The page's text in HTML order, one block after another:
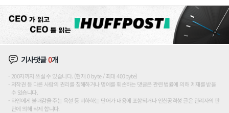
기사댓글0개
200자까지 쓰실 수 있습니다. (현재 0 byte / 최대 400byte)
저작권 등 다른 사람의 권리를 침해하거나 명예를 훼손하는 댓글은 관련 법률에 의해 제재를 받을
수 있습니다.
타인에게 불쾌감을 주는 욕설 등 비하하는 단어가 내용에 포함되거나 인신공격성 글은 관리자의 판
단에 의해 삭제 합니다.